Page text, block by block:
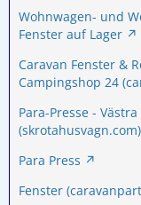
Wohnwagen- und
Fenster auf Lager
Caravan Fenster &
Campingshop 24
Para-Presse -
(skrotahusvagn.com)
Para Press
Fenster